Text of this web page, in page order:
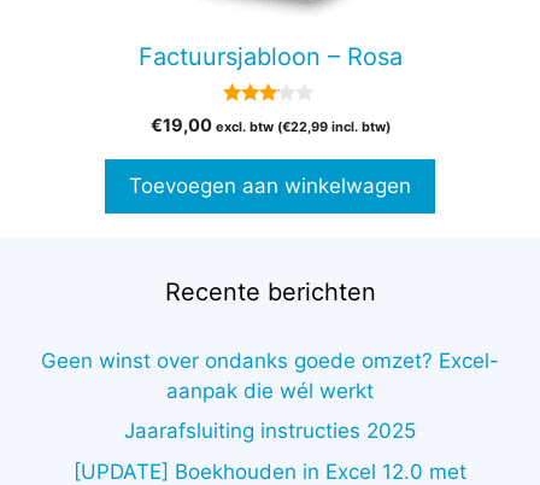
Factuursjabloon – Rosa
3.00
van 5
€19,00 excl. btw (€22,99incl. btw)
Toevoegen aan winkelwagen
Recente berichten
Geen winst over ondanks goede omzet? Excel-
aanpak die wél werkt
Jaarafsluiting instructies 2025
[UPDATE] Boekhouden in Excel 12.0 met